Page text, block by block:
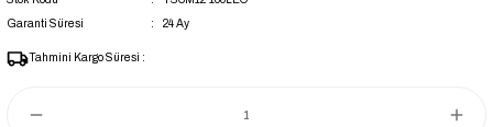
Garanti Süresi
24 Ay
Tahmini Kargo Süresi :